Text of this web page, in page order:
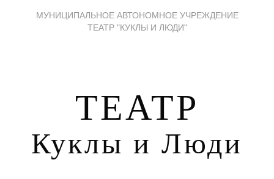
МУНИЦИПАЛЬНОЕ АВТОНОМНОЕ УЧРЕЖДЕНИЕ
ТЕАТР "КУКЛЫ И ЛЮДИ"
ТЕАТР
Куклы и Люди